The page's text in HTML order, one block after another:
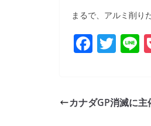
まるで、アルミ削り
F
e
T
er
カナダGP消滅に主